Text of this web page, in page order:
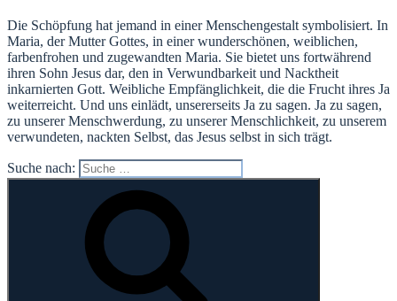
Die Schöpfung hat jemand in einer Menschengestalt symbolisiert. In
Maria, der Mutter Gottes, in einer wunderschönen, weiblichen,
farbenfrohen und zugewandten Maria. Sie bietet uns fortwährend
ihren Sohn Jesus dar, den in Verwundbarkeit und Nacktheit
inkarnierten Gott. Weibliche Empfänglichkeit, die die Frucht ihres Ja
weiterreicht. Und uns einlädt, unsererseits Ja zu sagen. Ja zu sagen,
zu unserer Menschwerdung, zu unserer Menschlichkeit, zu unserem
verwundeten, nackten Selbst, das Jesus selbst in sich trägt.
Suche nach: